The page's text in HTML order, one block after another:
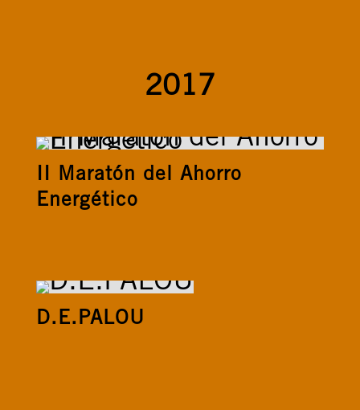
2017
II Maratón del Ahorro
Energético
D.E.PALOU